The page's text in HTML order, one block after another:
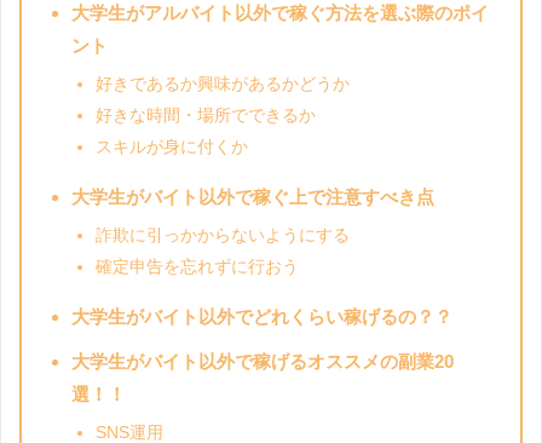
大学生がアルバイト以外で稼ぐ方法を選ぶ際のポイ
ント
好きであるか興味があるかどうか
好きな時間・場所でできるか
スキルが身に付くか
大学生がバイト以外で稼ぐ上で注意すべき点
詐欺に引っかからないようにする
確定申告を忘れずに行おう
大学生がバイト以外でどれくらい稼げるの？？
大学生がバイト以外で稼げるオススメの副業20
選！！
SNS運用